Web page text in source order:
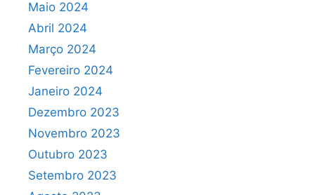
Maio 2024
Abril 2024
Março 2024
Fevereiro 2024
Janeiro 2024
Dezembro 2023
Novembro 2023
Outubro 2023
Setembro 2023